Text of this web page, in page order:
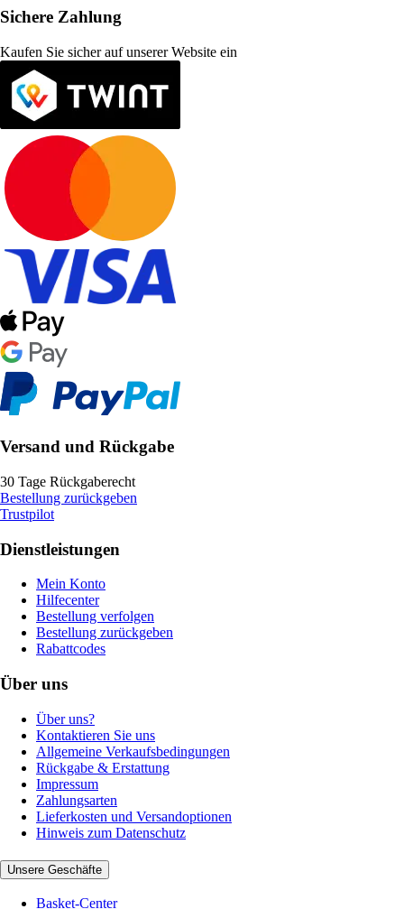
Sichere Zahlung
Kaufen Sie sicher auf unserer Website ein
Versand und Rückgabe
30 Tage Rückgaberecht
Bestellung zurückgeben
Trustpilot
Dienstleistungen
Mein Konto
Hilfecenter
Bestellung verfolgen
Bestellung zurückgeben
Rabattcodes
Über uns
Über uns?
Kontaktieren Sie uns
Allgemeine Verkaufsbedingungen
Rückgabe & Erstattung
Impressum
Zahlungsarten
Lieferkosten und Versandoptionen
Hinweis zum Datenschutz
Unsere Geschäfte
Basket-Center